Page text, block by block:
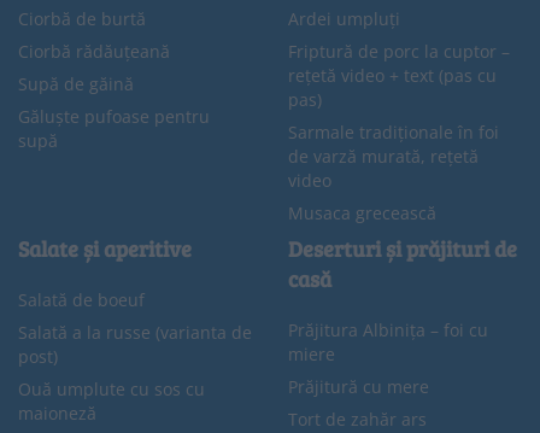
Ciorbă de burtă
Ciorbă rădăuțeană
Supă de găină
Găluște pufoase pentru
supă
Ardei umpluți
Friptură de porc la cuptor –
rețetă video + text (pas cu
pas)
Sarmale tradiționale în foi
de varză murată, rețetă
video
Musaca grecească
Salate și aperitive
Salată de boeuf
Salată a la russe (varianta de
post)
Ouă umplute cu sos cu
maioneză
Deserturi și prăjituri de
casă
Prăjitura Albinița – foi cu
miere
Prăjitură cu mere
Tort de zahăr ars